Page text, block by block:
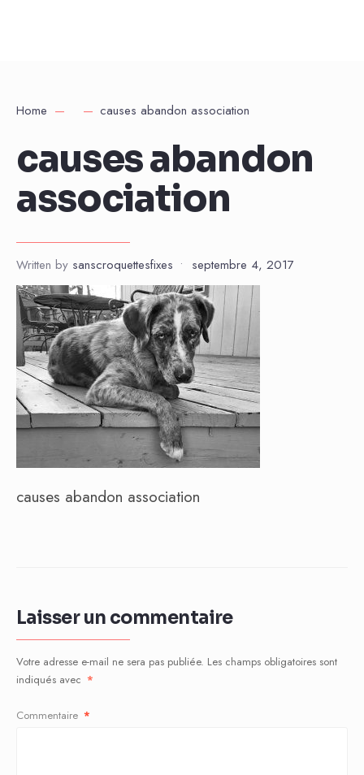
Home causes abandon association
causes abandon
association
Written by sanscroquettesfixes • septembre 4, 2017
causes abandon association
Laisser un commentaire
Votre adresse e-mail ne sera pas publiée. Les champs obligatoires sont
indiqués avec *
Commentaire *